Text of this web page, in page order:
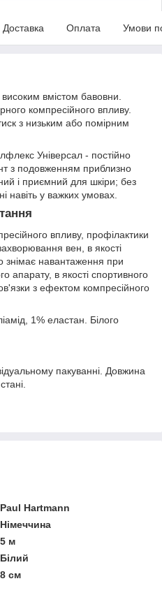
Доставка Оплата Умови
вмістом бавовни.
компресійного впливу.
з низьким або помірним
Універсал - постійно
з подовженням приблизно
і приємний для шкіри; без
навіть у важких умовах.
впливу, профілактики
вен, в якості
знімає навантаження при
апарату, в якості спортивного
з ефектом компресійного
1% еластан. Білого
пакуванні. Довжина
Paul Hartmann
Німеччина
5 м
Білий
8 см